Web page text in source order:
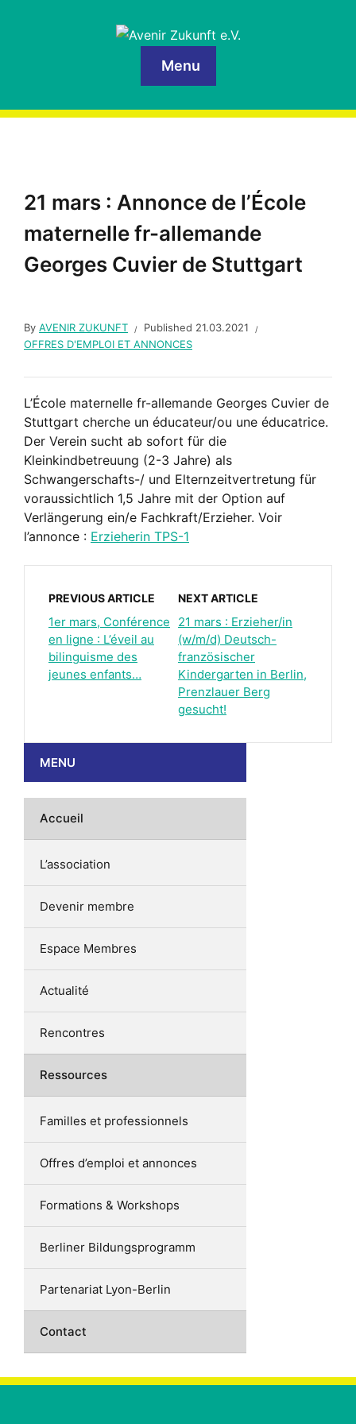
Menu
21 mars : Annonce de l’École
maternelle fr-allemande
Georges Cuvier de Stuttgart
By AVENIR ZUKUNFT Published 21.03.2021
OFFRES D'EMPLOI ET ANNONCES
L’École maternelle fr-allemande Georges Cuvier de
Stuttgart cherche un éducateur/ou une éducatrice.
Der Verein sucht ab sofort für die
Kleinkindbetreuung (2-3 Jahre) als
Schwangerschafts-/ und Elternzeitvertretung für
voraussichtlich 1,5 Jahre mit der Option auf
Verlängerung ein/e Fachkraft/Erzieher. Voir
l’annonce : Erzieherin TPS-1
PREVIOUS ARTICLE
1er mars, Conférence
en ligne : L’éveil au
bilinguisme des
jeunes enfants…
NEXT ARTICLE
21 mars : Erzieher/in
(w/m/d) Deutsch-
französischer
Kindergarten in Berlin,
Prenzlauer Berg
gesucht!
MENU
Accueil
L’association
Devenir membre
Espace Membres
Actualité
Rencontres
Ressources
Familles et professionnels
Offres d’emploi et annonces
Formations & Workshops
Berliner Bildungsprogramm
Partenariat Lyon-Berlin
Contact